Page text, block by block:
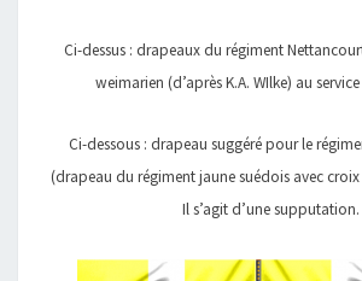
Ci-dessus : drapeaux du régiment
weimarien (d’après K.A. WIlke) au
Ci-dessous : drapeau suggéré pour le
(drapeau du régiment jaune suédois avec
Il s’agit d’une supputation.